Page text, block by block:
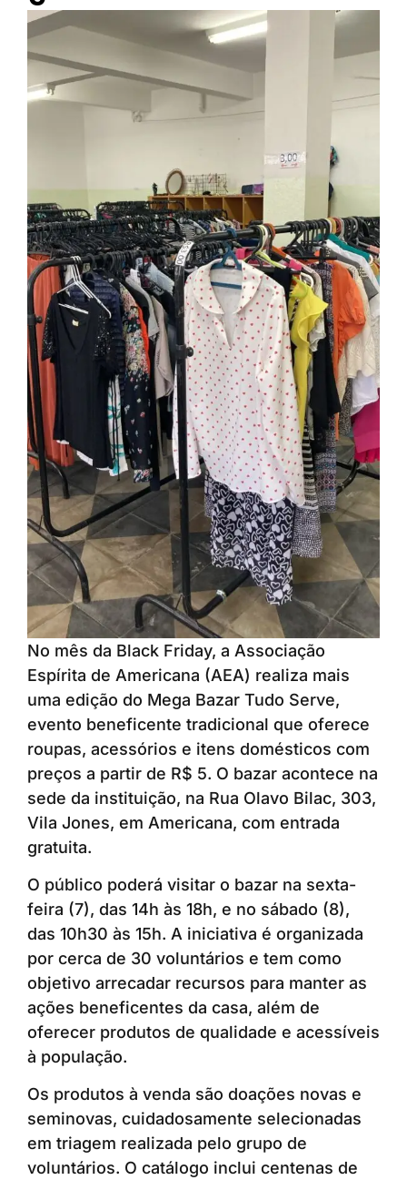
No mês da Black Friday, a Associação
Espírita de Americana (AEA) realiza mais
uma edição do Mega Bazar Tudo Serve,
evento beneficente tradicional que oferece
roupas, acessórios e itens domésticos com
preços a partir de R$ 5. O bazar acontece na
sede da instituição, na Rua Olavo Bilac, 303,
Vila Jones, em Americana, com entrada
gratuita.
O público poderá visitar o bazar na sexta-
feira (7), das 14h às 18h, e no sábado (8),
das 10h30 às 15h. A iniciativa é organizada
por cerca de 30 voluntários e tem como
objetivo arrecadar recursos para manter as
ações beneficentes da casa, além de
oferecer produtos de qualidade e acessíveis
à população.
Os produtos à venda são doações novas e
seminovas, cuidadosamente selecionadas
em triagem realizada pelo grupo de
voluntários. O catálogo inclui centenas de